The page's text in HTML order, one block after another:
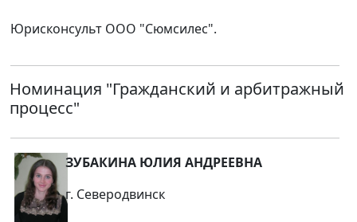
Юрисконсульт ООО "Сюмсилес".
Номинация "Гражданский и арбитражный
процесс"
ЗУБАКИНА ЮЛИЯ АНДРЕЕВНА
г. Северодвинск